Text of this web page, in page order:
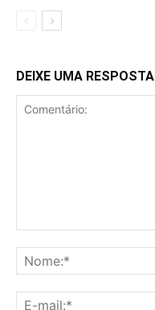
DEIXE UMA RESPOSTA